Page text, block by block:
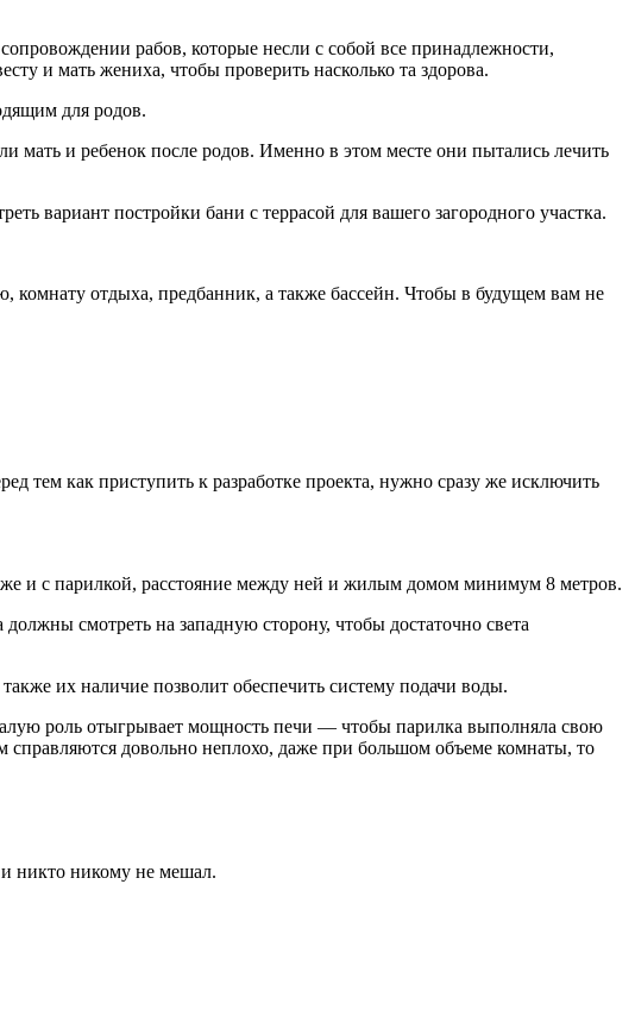
рабов, которые несли с собой все принадлежности,
и мать жениха, чтобы проверить насколько та здорова.
для родов.
мать и ребенок после родов. Именно в этом месте они пытались лечить
вариант постройки бани с террасой для вашего загородного участка.
комнату отдыха, предбанник, а также бассейн. Чтобы в будущем вам не
тем как приступить к разработке проекта, нужно сразу же исключить
и с парилкой, расстояние между ней и жилым домом минимум 8 метров.
смотреть на западную сторону, чтобы достаточно света
их наличие позволит обеспечить систему подачи воды.
роль отыгрывает мощность печи — чтобы парилка выполняла свою
довольно неплохо, даже при большом объеме комнаты, то
никто никому не мешал.